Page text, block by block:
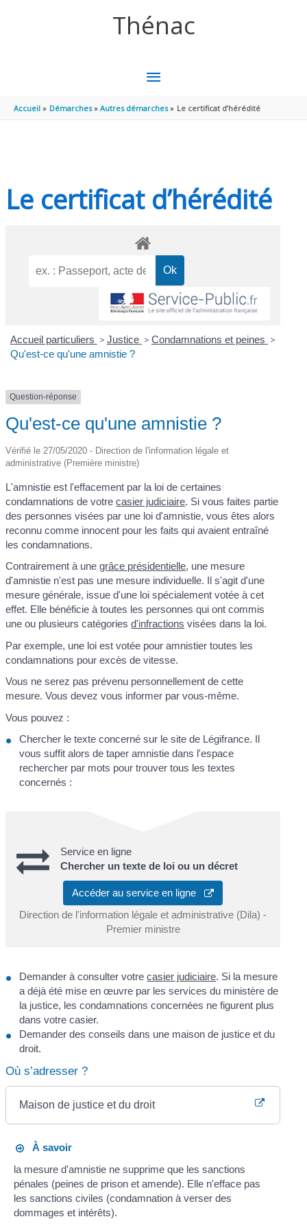
Thénac
MENU
PRINCIPAL
Accueil Démarches Autres démarches Le certificat d’hérédité
Le certificat d’hérédité
Accueil particuliers > Justice > Condamnations et peines >
Qu'est-ce qu'une amnistie ?
Question-réponse
Qu'est-ce qu'une amnistie ?
Vérifié le 27/05/2020 - Direction de l'information légale et
administrative (Première ministre)
L'amnistie est l'effacement par la loi de certaines
condamnations de votrecasier judiciaire. Si vous faites partie
des personnes visées par une loi d'amnistie, vous êtes alors
reconnu comme innocent pour les faits qui avaient entraîné
les condamnations.
Contrairement à unegrâce présidentielle, une mesure
d'amnistie n'est pas une mesure individuelle. Il s'agit d'une
mesure générale, issue d'une loi spécialement votée à cet
effet. Elle bénéficie à toutes les personnes qui ont commis
une ou plusieurs catégoriesd'infractions visées dans la loi.
Par exemple, une loi est votée pour amnistier toutes les
condamnations pour excès de vitesse.
Vous ne serez pas prévenu personnellement de cette
mesure. Vous devez vous informer par vous-même.
Vous pouvez :
Chercher le texte concerné sur le site de Légifrance. Il
vous suffit alors de taper amnistie dans l'espace
rechercher par mots pour trouver tous les textes
concernés :
Service en ligne
Chercher un texte de loi ou un décret
Accéder au service en ligne
Direction de l'information légale et administrative (Dila) -
Premier ministre
Demander à consulter votrecasier judiciaire. Si la mesure
a déjà été mise en œuvre par les services du ministère de
la justice, les condamnations concernées ne figurent plus
dans votre casier.
Demander des conseils dans une maison de justice et du
droit.
Où s’adresser ?
Maison de justice et du droit
À savoir
la mesure d'amnistie ne supprime que les sanctions
pénales (peines de prison et amende). Elle n'efface pas
les sanctions civiles (condamnation à verser des
dommages et intérêts).